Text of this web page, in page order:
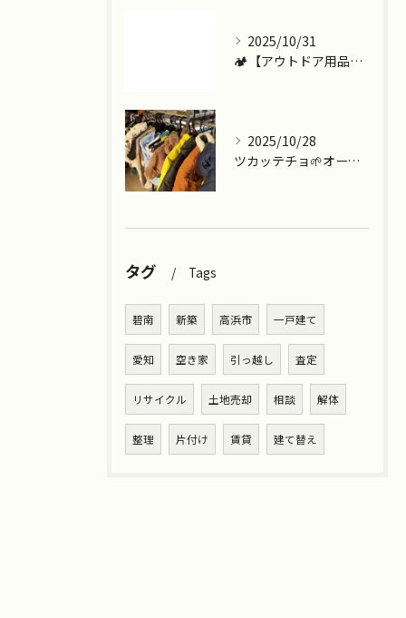
2025/10/31
🏕️【アウトドア用品、今こそ見直しませんか？】
2025/10/28
ツカッテチョ🌱オープンまであと少し💪
タグ Tags
碧南 新築 高浜市 一戸建て
愛知 空き家 引っ越し 査定
リサイクル 土地売却 相談 解体
整理 片付け 賃貸 建て替え